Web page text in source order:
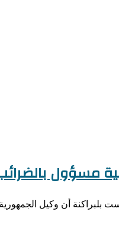
مسؤول
بلبراكنة أن وكيل